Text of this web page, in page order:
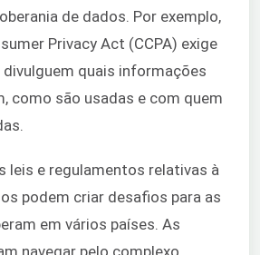
de dados. Por exemplo,
Privacy Act (CCPA) exige
divulguem quais informações
como são usadas e com quem
leis e regulamentos relativas à
podem criar desafios para as
em vários países. As
navegar pelo complexo